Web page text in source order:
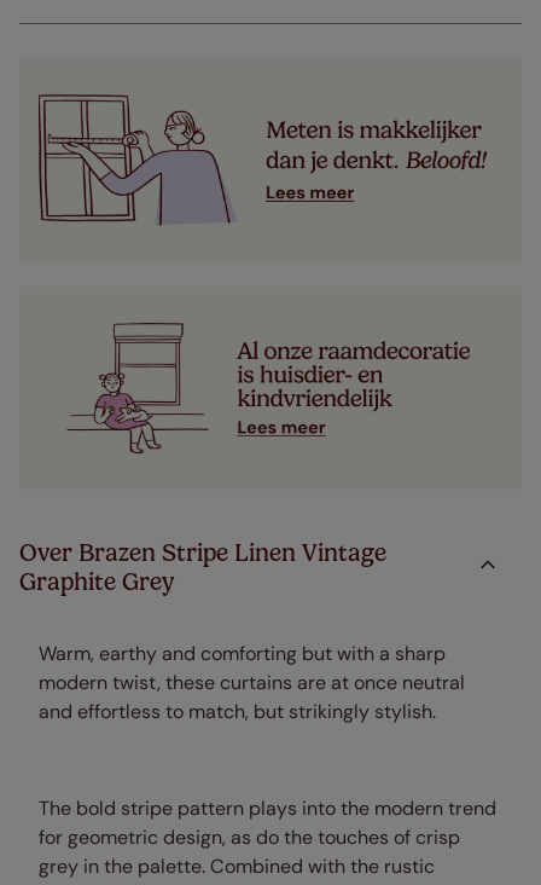
Over Brazen Stripe Linen Vintage
Graphite Grey
Warm, earthy and comforting but with a sharp
modern twist, these curtains are at once neutral
and effortless to match, but strikingly stylish.
The bold stripe pattern plays into the modern trend
for geometric design, as do the touches of crisp
grey in the palette. Combined with the rustic